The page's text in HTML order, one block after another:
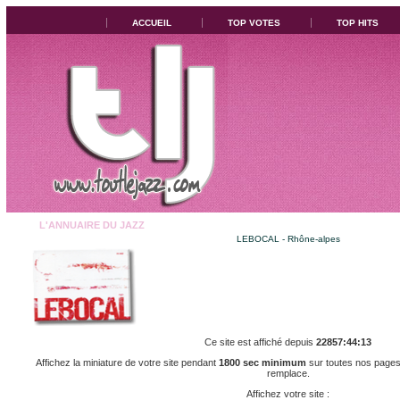
ACCUEIL TOP VOTES TOP HITS
L'ANNUAIRE DU JAZZ
LEBOCAL - Rhône-alpes
Ce site est affiché depuis 22857:44:13
Affichez la miniature de votre site pendant 1800 sec minimum sur toutes nos
remplace.
Affichez votre site :